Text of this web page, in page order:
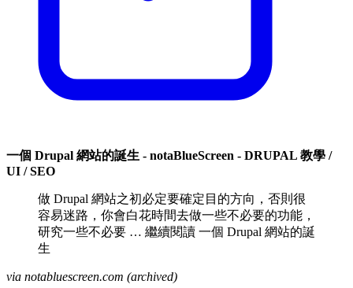
一個 Drupal 網站的誕生 - notaBlueScreen - DRUPAL 教學 /
UI / SEO
做 Drupal 網站之初必定要確定目的方向，否則很
容易迷路，你會白花時間去做一些不必要的功能，
研究一些不必要 … 繼續閱讀 一個 Drupal 網站的誕
生
via notabluescreen.com (archived)